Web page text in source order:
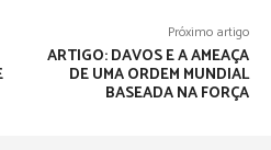
Próximo artigo
ARTIGO: DAVOS E A AMEAÇA
DE UMA ORDEM MUNDIAL
BASEADA NA FORÇA